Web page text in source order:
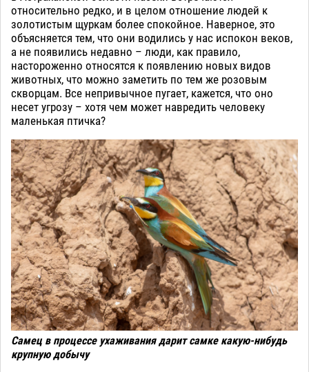
относительно редко, и в целом отношение людей к
золотистым щуркам более спокойное. Наверное, это
объясняется тем, что они водились у нас испокон веков,
а не появились недавно – люди, как правило,
настороженно относятся к появлению новых видов
животных, что можно заметить по тем же розовым
скворцам. Все непривычное пугает, кажется, что оно
несет угрозу – хотя чем может навредить человеку
маленькая птичка?
Самец в процессе ухаживания дарит самке какую-нибудь
крупную добычу